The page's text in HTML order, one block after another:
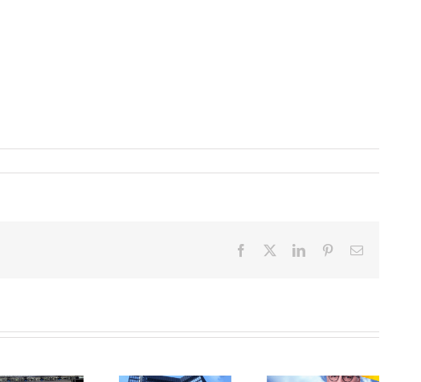
Facebook LinkedInPinterest
E-